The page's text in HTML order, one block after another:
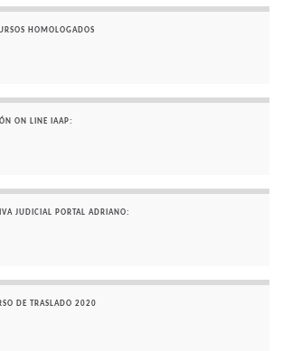
HOMOLOGADOS
ON LINE IAAP:
JUDICIAL PORTAL ADRIANO:
DE TRASLADO 2020